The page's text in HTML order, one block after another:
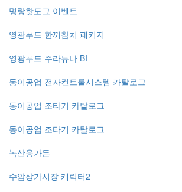
명랑핫도그 이벤트
영광푸드 한끼참치 패키지
영광푸드 주라튜나 BI
동이공업 전자컨트롤시스템 카탈로그
동이공업 조타기 카탈로그
동이공업 조타기 카탈로그
녹산용가든
수암상가시장 캐릭터2